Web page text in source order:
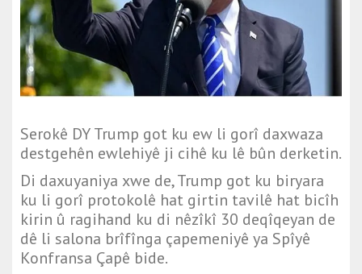
Serokê DY Trump got ku ew li gorî daxwaza
destgehên ewlehiyê ji cihê ku lê bûn derketin.
Di daxuyaniya xwe de, Trump got ku biryara
ku li gorî protokolê hat girtin tavilê hat bicîh
kirin û ragihand ku di nêzîkî 30 deqîqeyan de
dê li salona brîfînga çapemeniyê ya Spîyê
Konfransa Çapê bide.